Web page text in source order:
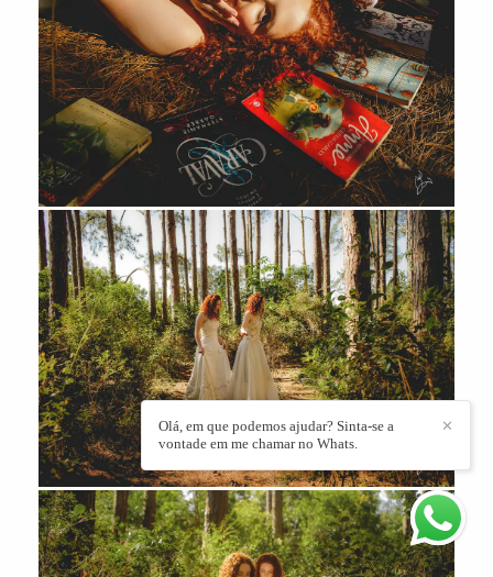
✕
Olá, em que podemos ajudar? Sinta-se a
vontade em me chamar no Whats.